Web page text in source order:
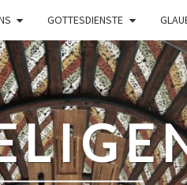
GOTTESDIENSTE